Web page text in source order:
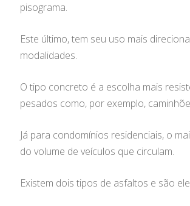
pisograma.
Este último, tem seu uso mais
modalidades.
O tipo concreto é a escolha mais
pesados como, por exemplo,
Já para condomínios residenciais, o
do volume de veículos que circulam.
Existem dois tipos de asfaltos e são